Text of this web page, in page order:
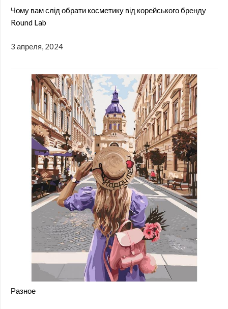
Чому вам слід обрати косметику від корейського бренду
Round Lab
3 апреля, 2024
Разное